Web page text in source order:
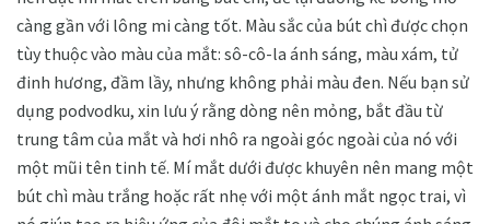
càng gần với lông mi càng tốt. Màu sắc của bút chì được chọn
tùy thuộc vào màu của mắt: sô-cô-la ánh sáng, màu xám, tử
đinh hương, đầm lầy, nhưng không phải màu đen. Nếu bạn sử
dụng podvodku, xin lưu ý rằng dòng nên mỏng, bắt đầu từ
trung tâm của mắt và hơi nhô ra ngoài góc ngoài của nó với
một mũi tên tinh tế. Mí mắt dưới được khuyên nên mang một
bút chì màu trắng hoặc rất nhẹ với một ánh mắt ngọc trai, vì